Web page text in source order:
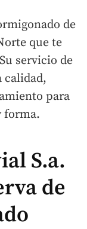
de
que te
servicio de
calidad,
para
forma.
S.a.
de